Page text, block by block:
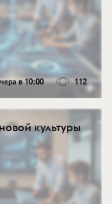
в 10:00 112
культуры